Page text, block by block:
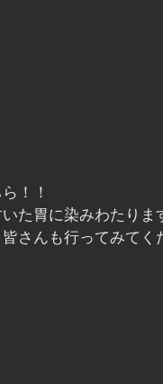
！！
た胃に染みわたり
さんも行ってみてく